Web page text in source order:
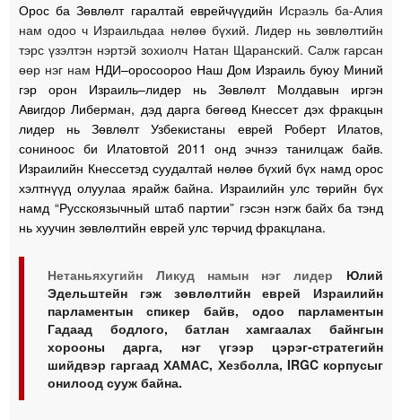
Орос ба Зөвлөлт гаралтай еврейчүүдийн Исраэль ба-Алия
нам одоо ч Израильдаа нөлөө бүхий. Лидер нь зөвлөлтийн
тэрс үзэлтэн нэртэй зохиолч Натан Щаранский. Салж гарсан
өөр нэг нам НДИ–оросоороо Наш Дом Израиль буюу Миний
гэр орон Израиль–лидер нь Зөвлөлт Молдавын иргэн
Авигдор Либерман, дэд дарга бөгөөд Кнессет дэх фракцын
лидер нь Зөвлөлт Узбекистаны еврей Роберт Илатов,
сониноос би Илатовтой 2011 онд эчнээ танилцаж байв.
Израилийн Кнессетэд суудалтай нөлөө бүхий бүх намд орос
хэлтнүүд олуулаа ярайж байна. Израилийн улс төрийн бүх
намд “Русскоязычный штаб партии” гэсэн нэгж байх ба тэнд
нь хуучин зөвлөлтийн еврей улс төрчид фракцлана.
Нетаньяхугийн Ликуд намын нэг лидер Юлий
Эдельштейн гэж зөвлөлтийн еврей Израилийн
парламентын спикер байв, одоо парламентын
Гадаад бодлого, батлан хамгаалах байнгын
хорооны дарга, нэг үгээр цэрэг-стратегийн
шийдвэр гаргаад ХАМАС, Хезболла, IRGC корпусыг
онилоод сууж байна.